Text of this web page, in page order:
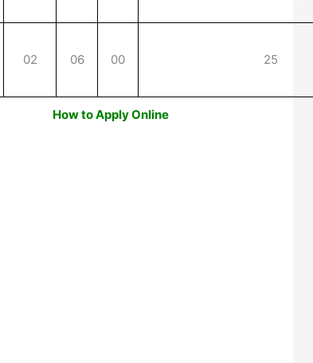
02 06 00 25
How to Apply Online